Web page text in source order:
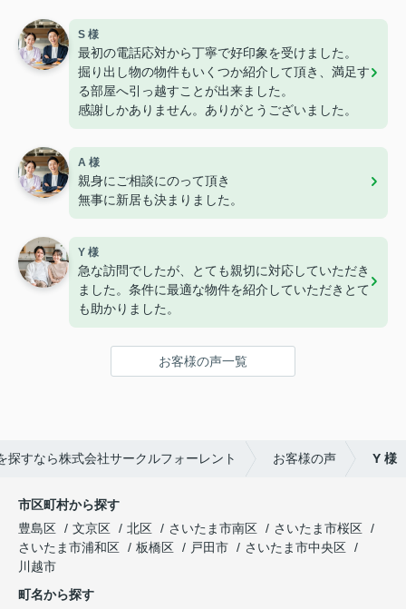
S 様
最初の電話応対から丁寧で好印象を受けました。
掘り出し物の物件もいくつか紹介して頂き、満足す
る部屋へ引っ越すことが出来ました。
感謝しかありません。ありがとうございました。
A 様
親身にご相談にのって頂き
無事に新居も決まりました。
Y 様
急な訪問でしたが、とても親切に対応していただき
ました。条件に最適な物件を紹介していただきとて
も助かりました。
お客様の声一覧
探すなら株式会社サークルフォーレント お客様の声 Y 様
市区町村から探す
豊島区
文京区 北区 さいたま市南区
さいたま市桜区
さいたま市浦和区
板橋区 戸田市
さいたま市中央区
川越市
町名から探す